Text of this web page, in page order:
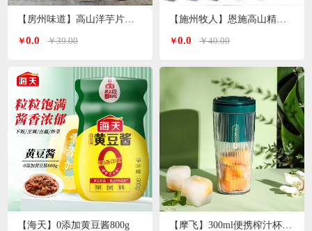
￥0.0 ￥39.00
【海天】0添加黄豆酱800g
￥0.0 ￥40.00